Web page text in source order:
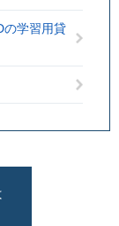
の学習用貸